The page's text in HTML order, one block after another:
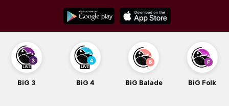
content
BiG 3 BiG 4 BiG Balade BiG Folk